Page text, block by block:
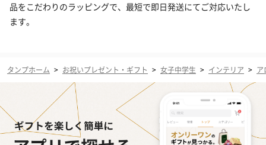
品をこだわりのラッピングで、最短で即日発送にてご対応いたし
ます。
タンプホーム > お祝いプレゼント・ギフト > 女子中学生 > インテリア > ア